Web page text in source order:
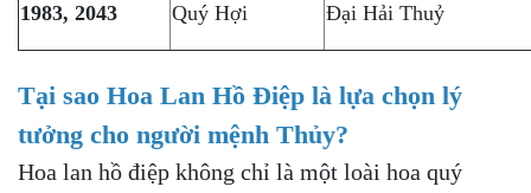
1983, 2043 Quý Hợi Đại Hải Thuỷ
Tại sao Hoa Lan Hồ Điệp là lựa chọn lý
tưởng cho người mệnh Thủy?
Hoa lan hồ điệp không chỉ là một loài hoa quý